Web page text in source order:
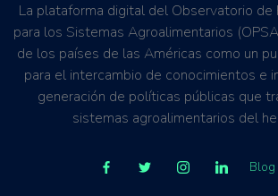
La plataforma digital del Observatorio de
para los Sistemas Agroalimentarios
de los países de las Américas como un
para el intercambio de conocimientos e
generación de políticas públicas que
sistemas agroalimentarios del
Blog